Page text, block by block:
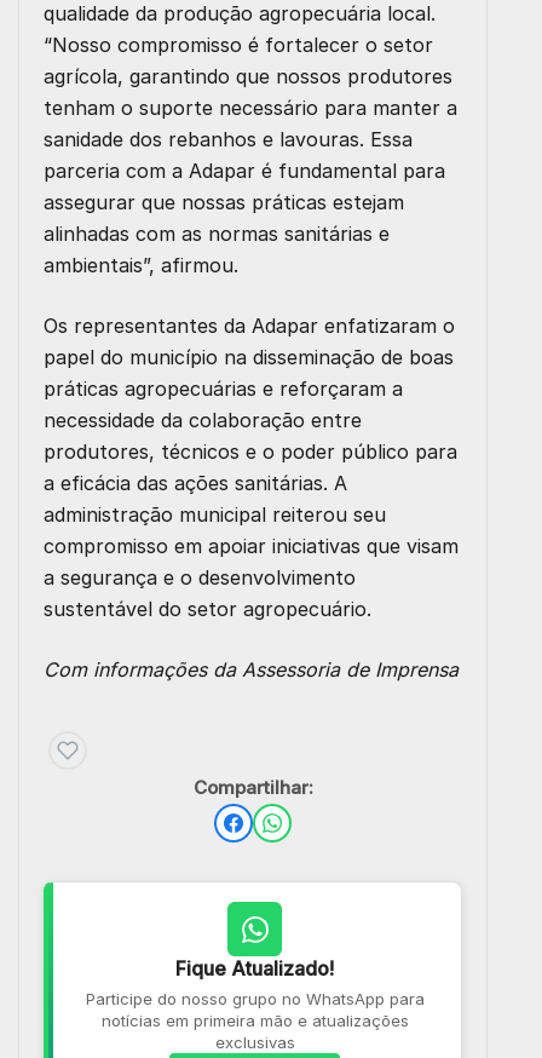
qualidade da produção agropecuária local.
“Nosso compromisso é fortalecer o setor
agrícola, garantindo que nossos produtores
tenham o suporte necessário para manter a
sanidade dos rebanhos e lavouras. Essa
parceria com a Adapar é fundamental para
assegurar que nossas práticas estejam
alinhadas com as normas sanitárias e
ambientais”, afirmou.
Os representantes da Adapar enfatizaram o
papel do município na disseminação de boas
práticas agropecuárias e reforçaram a
necessidade da colaboração entre
produtores, técnicos e o poder público para
a eficácia das ações sanitárias. A
administração municipal reiterou seu
compromisso em apoiar iniciativas que visam
a segurança e o desenvolvimento
sustentável do setor agropecuário.
Com informações da Assessoria de Imprensa
Compartilhar:
Fique Atualizado!
Participe do nosso grupo no WhatsApp para
notícias em primeira mão e atualizações
exclusivas